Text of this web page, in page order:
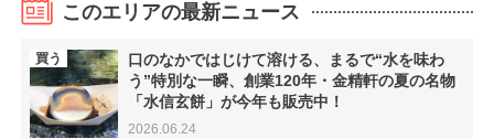
このエリアの最新ニュース
買う
口のなかではじけて溶ける、まるで“水を味わ
う”特別な一瞬、創業120年・金精軒の夏の名物
「水信玄餅」が今年も販売中！
2026.06.24